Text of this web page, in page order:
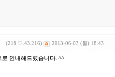
(218.♡.43.216) 2013-06-03 (월) 18:43
로 안내해드렸습니다. ^^